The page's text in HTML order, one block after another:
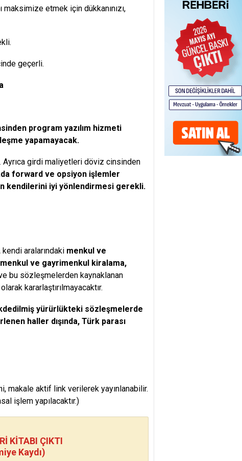
etmek için dükkanınızı,
geçerli.
program yazılım hizmeti
yapamayacak.
girdi maliyetleri döviz cinsinden
forward ve opsiyon işlemler
kendilerini iyi yönlendirmesi gerekli.
aralarındaki menkul ve
ve gayrimenkul kiralama,
bu sözleşmelerden kaynaklanan
kararlaştırılmayacaktır.
yürürlükteki sözleşmelerde
haller dışında, Türk parası
makale aktif link verilerek yayınlanabilir.
işlem yapılacaktır.)
KİTABI ÇIKTI
Kaydı)